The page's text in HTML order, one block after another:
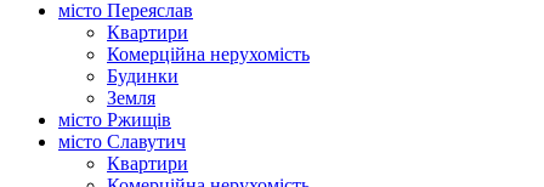
місто Переяслав
Квартири
Комерційна нерухомість
Будинки
Земля
місто Ржищів
місто Славутич
Квартири